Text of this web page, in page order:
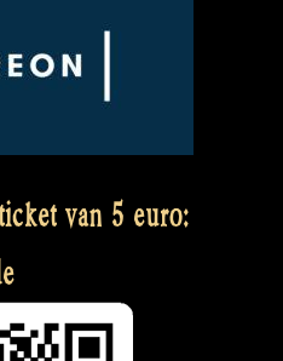
van 5 euro: